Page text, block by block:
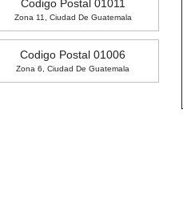
Codigo Postal 01011
Zona 11, Ciudad De Guatemala
Codigo Postal 01006
Zona 6, Ciudad De Guatemala